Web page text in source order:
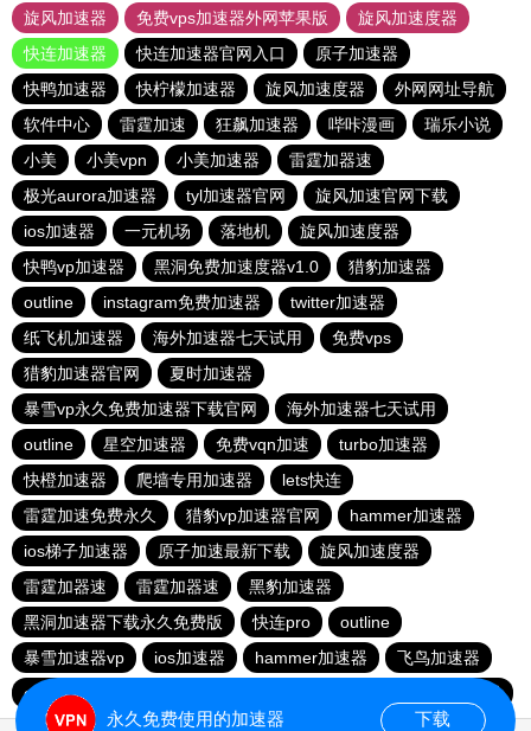
旋风加速器
免费vps加速器外网苹果版
旋风加速度器
快连加速器
快连加速器官网入口
原子加速器
快鸭加速器
快柠檬加速器 旋风加速度器
外网网址导航
软件中心
雷霆加速 狂飙加速器 哔咔漫画
瑞乐小说
小美
小美vpn 小美加速器
雷霆加器速
极光aurora加速器
tyl加速器官网
旋风加速官网下载
ios加速器
一元机场 落地机
旋风加速度器
快鸭vp加速器
黑洞免费加速度器v1.0
猎豹加速器
outline
instagram免费加速器
twitter加速器
纸飞机加速器
海外加速器七天试用
免费vps
猎豹加速器官网
夏时加速器
暴雪vp永久免费加速器下载官网
海外加速器七天试用
outline
星空加速器 免费vqn加速
turbo加速器
快橙加速器
爬墙专用加速器
lets快连
雷霆加速免费永久
猎豹vp加速器官网
hammer加速器
ios梯子加速器
原子加速最新下载
旋风加速度器
雷霆加器速
雷霆加器速
黑豹加速器
黑洞加速器下载永久免费版
快连pro
outline
暴雪加速器vp
ios加速器 hammer加速器
飞鸟加速器
outline
黑洞nvp加速器
永久免费使用的加速器 下载